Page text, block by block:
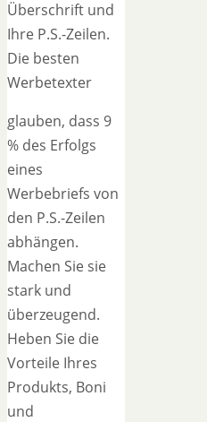
Überschrift und
Ihre P.S.-Zeilen.
Die besten
Werbetexter
glauben, dass 9
% des Erfolgs
eines
Werbebriefs von
den P.S.-Zeilen
abhängen.
Machen Sie sie
stark und
überzeugend.
Heben Sie die
Vorteile Ihres
Produkts, Boni
und